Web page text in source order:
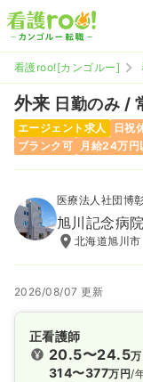
看護roo![カンゴルー]
外来 日勤のみ /
エージェント求人 日祝
ブランク可
月給24万円
医療法人社団博
旭川記念病院
北海道旭川市
2026/08/07 更新
正看護師
20.5〜24.5
314〜377万円/